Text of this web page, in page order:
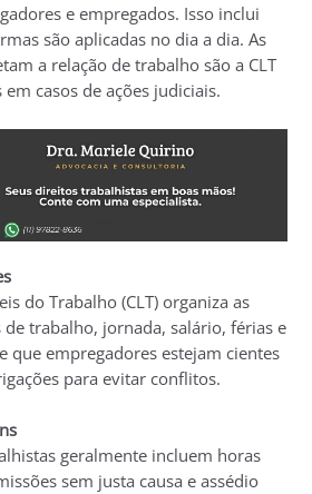
e empregados. Isso inclui
são aplicadas no dia a dia. As
a relação de trabalho são a CLT
casos de ações judiciais.
do Trabalho (CLT) organiza as
trabalho, jornada, salário, férias e
que empregadores estejam cientes
para evitar conflitos.
geralmente incluem horas
sem justa causa e assédio